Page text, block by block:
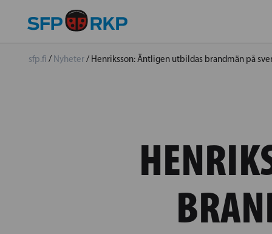
sfp.fi / Nyheter/ Henriksson: Äntligen utbildas brandmän på